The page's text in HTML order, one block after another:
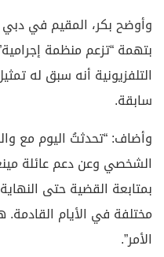
وأوضح بكر، المقيم في
بتهمة “تزعم منظمة
التلفزيونية أنه سبق له
سابقة.
وأضاف: “تحدثتُ اليوم مع
الشخصي وعن دعم عائلة
بمتابعة القضية حتى
مختلفة في الأيام
الأمر”.